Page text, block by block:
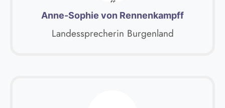
Anne-Sophie von Rennenkampff
Landessprecherin Burgenland